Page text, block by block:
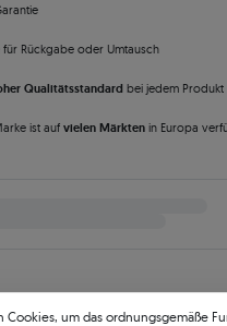
für Rückgabe oder Umtausch
Qualitätsstandard bei jedem Produkt
ist auf vielen Märkten in Europa
Cookies, um das ordnungsgemäße